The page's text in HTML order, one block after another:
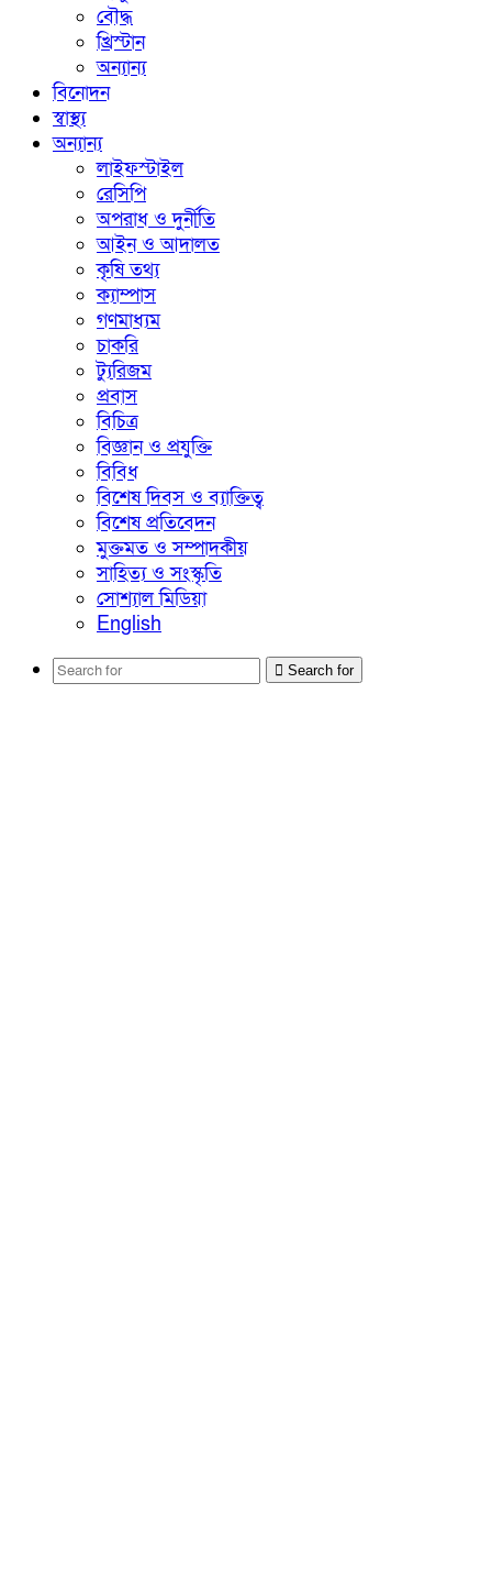
বৌদ্ধ
খ্রিস্টান
অন্যান্য
বিনোদন
স্বাস্থ্য
অন্যান্য
লাইফস্টাইল
রেসিপি
অপরাধ ও দুর্নীতি
আইন ও আদালত
কৃষি তথ্য
ক্যাম্পাস
গণমাধ্যম
চাকরি
ট্যুরিজম
প্রবাস
বিচিত্র
বিজ্ঞান ও প্রযুক্তি
বিবিধ
বিশেষ দিবস ও ব্যাক্তিত্ব
বিশেষ প্রতিবেদন
মুক্তমত ও সম্পাদকীয়
সাহিত্য ও সংস্কৃতি
সোশ্যাল মিডিয়া
English
Search for